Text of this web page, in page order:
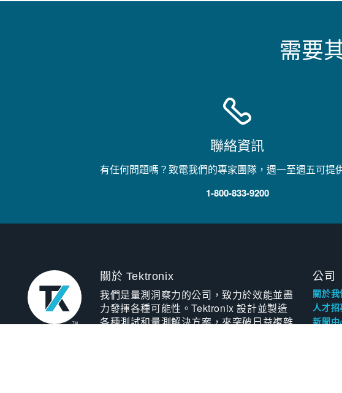
需要
聯絡資訊
有任何問題嗎？致電我們的專家團隊，週一至週五可提
1-800-833-9200
關於 Tektronix
我們是量測洞察力的公司，致力於效能並盡
力發揮各種可能性。Tektronix 設計並製造
各種測試和量測解決方案，來突破日益複雜
公司
關於我
人才招
新聞中